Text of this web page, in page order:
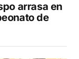
arrasa en
de